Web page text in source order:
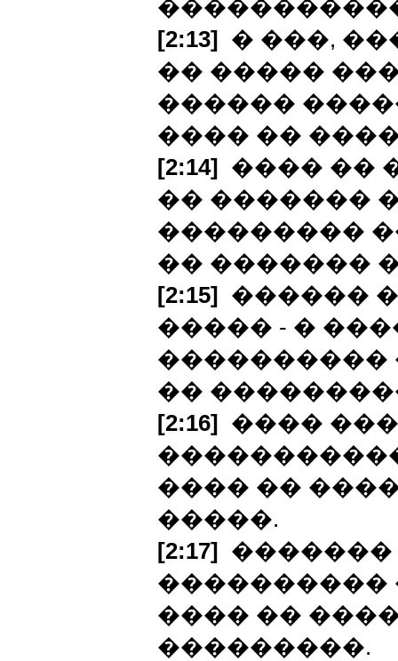
[2:13] � ���,
�� �����
������
���� ��
[2:14] ���� ��
�� �������
���������
�� �������
[2:15] ������
����� - �
����������
��
[2:16] ����
���� ��
�����.
[2:17] �������
����������
���� ��
���������.